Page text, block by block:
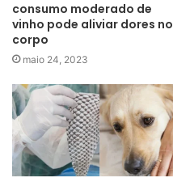
consumo moderado de
vinho pode aliviar dores no
corpo
maio 24, 2023